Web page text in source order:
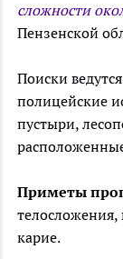
сложности
Пензенской
Поиски
полицейские
пустыри,
Приметы
телосложения,
карие.